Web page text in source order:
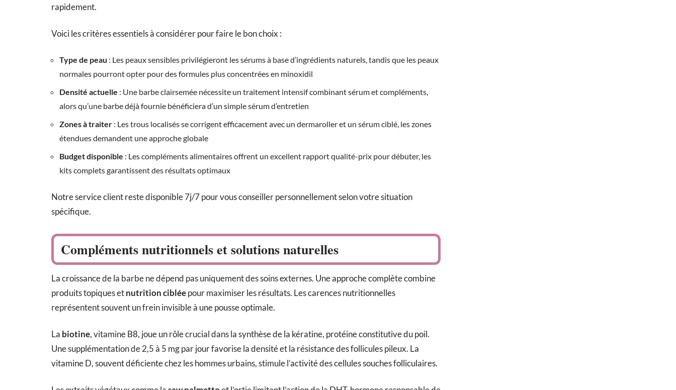
rapidement.
Voici les critères essentiels à considérer pour faire le bon choix :
Type de peau : Les peaux sensibles privilégieront les sérums à base d’ingrédients naturels, tandis que les peaux
normales pourront opter pour des formules plus concentrées en minoxidil
Densité actuelle : Une barbe clairsemée nécessite un traitement intensif combinant sérum et compléments,
alors qu’une barbe déjà fournie bénéficiera d’un simple sérum d’entretien
Zones à traiter : Les trous localisés se corrigent efficacement avec un dermaroller et un sérum ciblé, les zones
étendues demandent une approche globale
Budget disponible : Les compléments alimentaires offrent un excellent rapport qualité-prix pour débuter, les
kits complets garantissent des résultats optimaux
Notre service client reste disponible 7j/7 pour vous conseiller personnellement selon votre situation
spécifique.
Compléments nutritionnels et solutions naturelles
La croissance de la barbe ne dépend pas uniquement des soins externes. Une approche complète combine
produits topiques etnutrition cibléepour maximiser les résultats. Les carences nutritionnelles
représentent souvent un frein invisible à une pousse optimale.
La biotine, vitamine B8, joue un rôle crucial dans la synthèse de la kératine, protéine constitutive du poil.
Une supplémentation de 2,5 à 5 mg par jour favorise la densité et la résistance des follicules pileux. La
vitamine D, souvent déficiente chez les hommes urbains, stimule l’activité des cellules souches folliculaires.